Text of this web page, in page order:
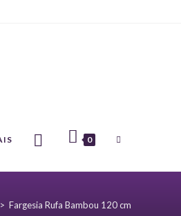
0
> Fargesia Rufa Bambou 120 cm